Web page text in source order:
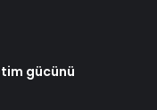
gücünü